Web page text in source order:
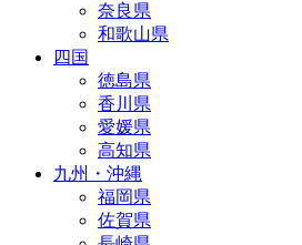
奈良県
和歌山県
四国
徳島県
香川県
愛媛県
高知県
九州・沖縄
福岡県
佐賀県